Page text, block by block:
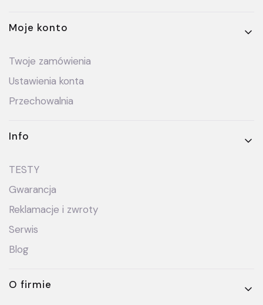
Moje konto
Twoje zamówienia
Ustawienia konta
Przechowalnia
Info
TESTY
Gwarancja
Reklamacje i zwroty
Serwis
Blog
O firmie